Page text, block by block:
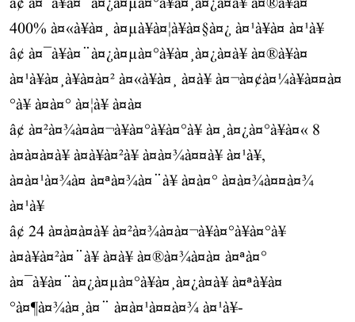
400% à¤«à¥à¤¸ à¤µà¥à¤¦à¥à¤§à¤¿ à¤¹à¥à¤ à¤¹à¥
â¢ à¤¯à¥à¤¨à¤¿à¤µà¤°à¥à¤¸à¤¿à¤à¥ à¤®à¥à¤
à¤¹à¥à¤¸à¥à¤à¤² à¤«à¥à¤¸ à¤à¥ à¤¬à¤¢à¤¼à¥à¤¤à¤
°à¥ à¤à¤° à¤¦à¥ à¤à¤
â¢ à¤²à¤¾à¤à¤¬à¥à¤°à¥à¤°à¥ à¤¸à¤¿à¤°à¥à¤« 8
à¤à¤à¤à¥ à¤à¥à¤²à¥ à¤à¤¾à¤¤à¥ à¤¹à¥,
à¤à¤¹à¤¾à¤ à¤ªà¤¾à¤¨à¥ à¤­à¤° à¤à¤¾à¤¤à¤¾
à¤¹à¥
â¢ 24 à¤à¤à¤à¥ à¤²à¤¾à¤à¤¬à¥à¤°à¥à¤°à¥
à¤à¥à¤²à¤¨à¥ à¤à¥ à¤®à¤¾à¤à¤ à¤ªà¤°
à¤¯à¥à¤¨à¤¿à¤µà¤°à¥à¤¸à¤¿à¤à¥ à¤ªà¥à¤
°à¤¶à¤¾à¤¸à¤¨ à¤à¤¹à¤¤à¤¾ à¤¹à¥-